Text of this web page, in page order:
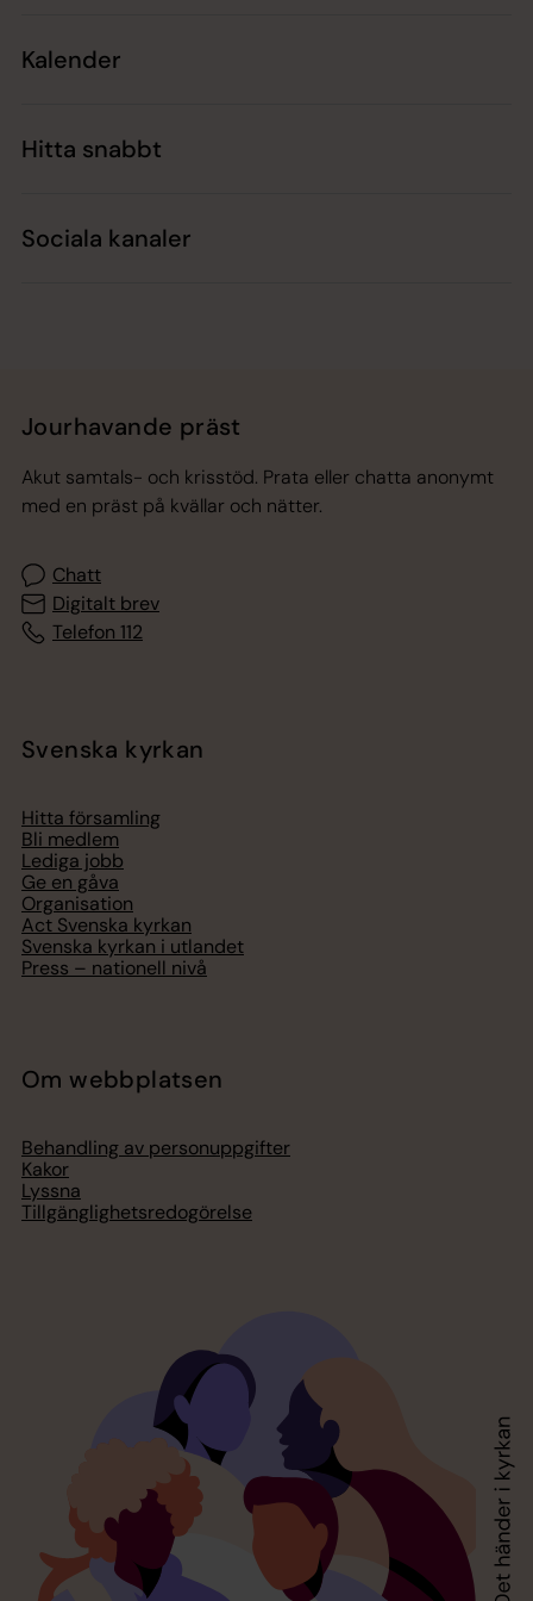
Kalender
Hitta snabbt
Sociala kanaler
Jourhavande präst
Akut samtals- och krisstöd. Prata eller chatta anonymt
med en präst på kvällar och nätter.
Chatt
Digitalt brev
Telefon 112
Svenska kyrkan
Hitta församling
Bli medlem
Lediga jobb
Ge en gåva
Organisation
Act Svenska kyrkan
Svenska kyrkan i utlandet
Press – nationell nivå
Om webbplatsen
Behandling av personuppgifter
Kakor
Lyssna
Tillgänglighetsredogörelse